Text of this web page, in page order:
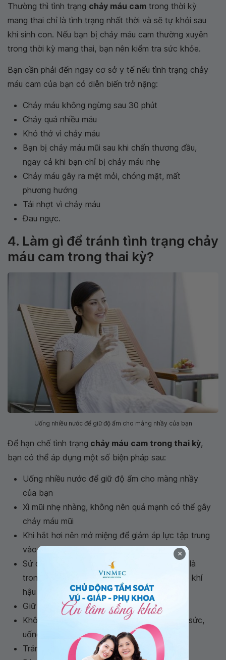
Thường thì tình trạng chảy máu cam trong thời kỳ
mang thai chỉ là tình trạng nhất thời và sẽ tự khỏi sau
khi sinh con. Nếu bạn bị chảy máu cam thường xuyên
trong thời kỳ mang thai, bạn nên kiểm tra sức khỏe.
Bạn cần phải đến ngay cơ sở y tế nếu tình trạng chảy
máu cam của bạn có diễn biến trở nặng:
Chảy máu không ngừng sau 30 phút
Chảy quá nhiều máu
Khó thở vì chảy máu
Bạn bị chảy máu mũi sau khi chấn thương đầu,
ngay cả khi bạn chỉ bị chảy máu nhẹ
Chảy máu gây ra mệt mỏi, chóng mặt, mất
phương hướng
Tái nhợt vì chảy máu
Đau ngực.
4. Làm gì để tránh tình trạng chảy
máu cam trong thai kỳ?
Uống nhiều nước để giữ độ ẩm cho màng nhầy của bạn
Để hạn chế tình trạng chảy máu cam trong thai kỳ,
bạn có thể áp dụng một số biện pháp sau:
Uống nhiều nước để giữ độ ẩm cho màng nhầy
của bạn
Xì mũi nhẹ nhàng, không nên quá mạnh có thể gây
chảy máu mũi
Khi hắt hơi nên mở miệng để giảm áp lực tập trung
vào mũi
Sử dụng máy tạo độ ẩm trong nhà, đặc biệt là
trong mùa đông hoặc nếu bạn sống ở nơi có khí
hậu khô.
Giữ cho phòng ngủ luôn được thoáng mát
Không làm việc nặng hoặc tập thể thao quá sức,
uống rượu bia hoặc những thức uống nóng
Tránh các chất kích thích như khói thuốc
×